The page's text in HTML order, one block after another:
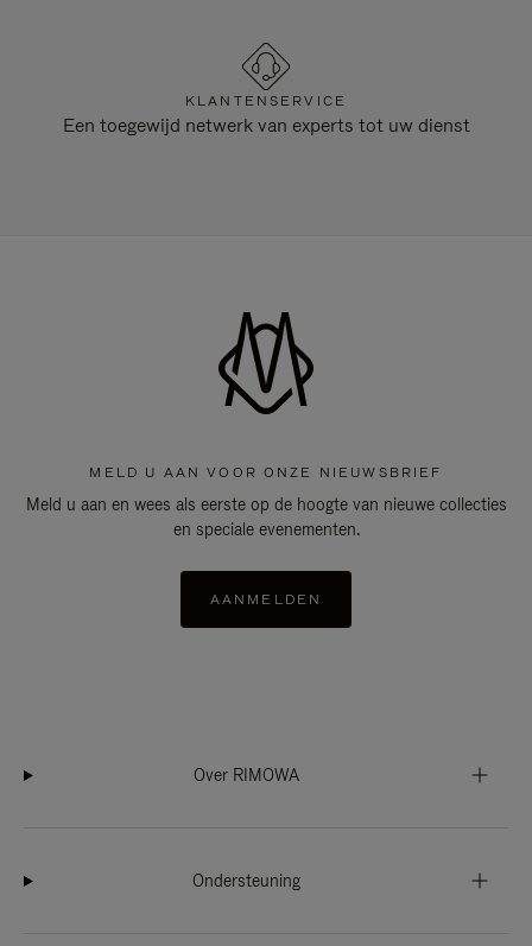
KLANTENSERVICE
Een toegewijd netwerk van experts tot uw dienst
MELD U AAN VOOR ONZE NIEUWSBRIEF
Meld u aan en wees als eerste op de hoogte van nieuwe collecties
en speciale evenementen.
AANMELDEN
Over RIMOWA
Ondersteuning